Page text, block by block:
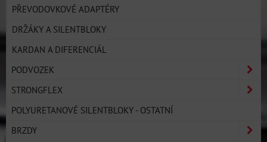
PŘEVODOVKOVÉ ADAPTÉRY
DRŽÁKY A SILENTBLOKY
KARDAN A DIFERENCIÁL
PODVOZEK
STRONGFLEX
POLYURETANOVÉ SILENTBLOKY - OSTATNÍ
BRZDY